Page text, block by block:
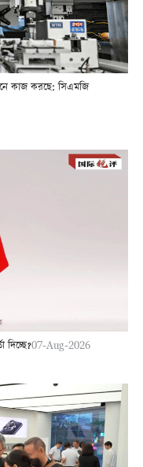
কাজ করছে: সিএমজি
দিচ্ছে?07-Aug-2026